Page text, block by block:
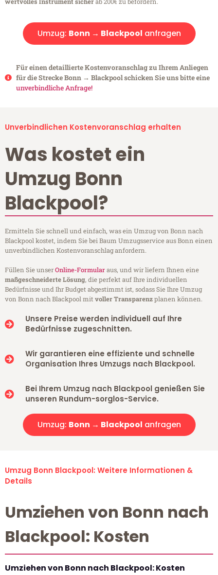
Umzug: Bonn → Blackpool anfragen
Für einen detaillierte Kostenvoranschlag zu Ihrem Anliegen
für die Strecke Bonn → Blackpool schicken Sie uns bitte eine
unverbindliche Anfrage!
Unverbindlichen Kostenvoranschlag erhalten
Was kostet ein
Umzug Bonn
Blackpool?
Ermitteln Sie schnell und einfach, was ein Umzug von Bonn nach
Blackpool kostet, indem Sie bei Baum Umzugsservice aus Bonn einen
unverbindlichen Kostenvoranschlag anfordern.
Füllen Sie unserOnline-Formularaus, und wir liefern Ihnen eine
maßgeschneiderte Lösung, die perfekt auf Ihre individuellen
Bedürfnisse und Ihr Budget abgestimmt ist, sodass Sie Ihre Umzug
von Bonn nach Blackpool mitvoller Transparenzplanen können.
Unsere Preise werden individuell auf Ihre
Bedürfnisse zugeschnitten.
Wir garantieren eine effiziente und schnelle
Organisation Ihres Umzugs nach Blackpool.
Bei Ihrem Umzug nach Blackpool genießen Sie
unseren Rundum-sorglos-Service.
Umzug: Bonn → Blackpool anfragen
Umzug Bonn Blackpool: Weitere Informationen &
Details
Umziehen von Bonn nach
Blackpool: Kosten
Umziehen von Bonn nach Blackpool: Kosten